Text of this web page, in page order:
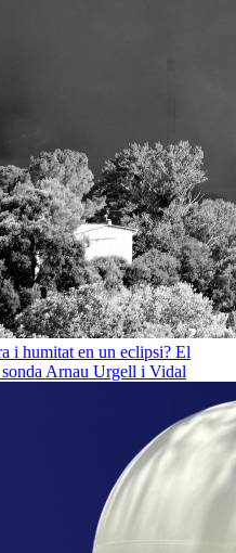
i humitat en un eclipsi? El
Arnau Urgell i Vidal